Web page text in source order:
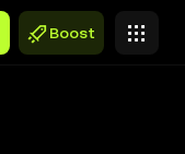
Boost